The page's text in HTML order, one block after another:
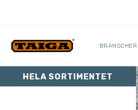
BRANSCHER
HELA SORTIMENTET